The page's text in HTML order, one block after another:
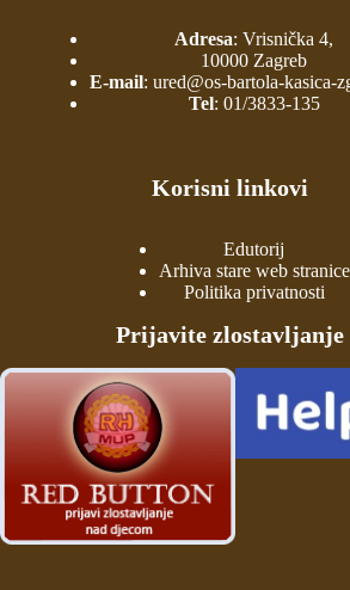
Adresa: Vrisnička 4,
10000 Zagreb
E-mail: ured@os-bartola-kasica-
Tel: 01/3833-135
Korisni linkovi
Edutorij
Arhiva stare web stranice
Politika privatnosti
Prijavite zlostavljanje